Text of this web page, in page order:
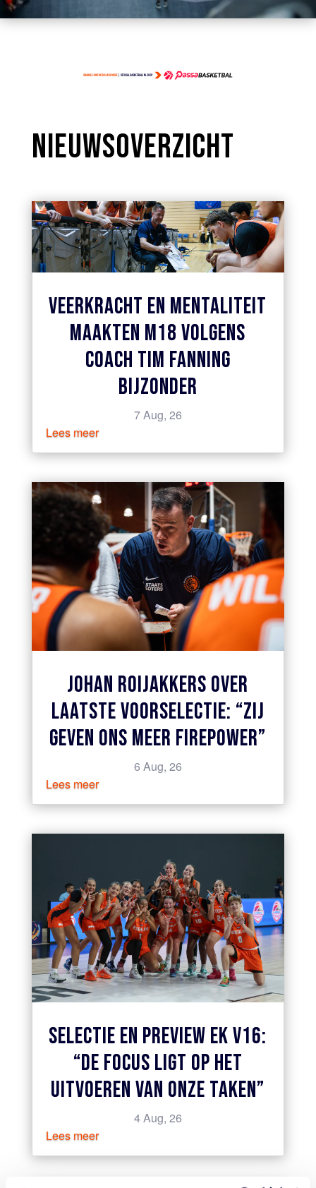
NIEUWSOVERZICHT
VEERKRACHT EN MENTALITEIT
MAAKTEN M18 VOLGENS
COACH TIM FANNING
BIJZONDER
7 Aug, 26
Lees meer
JOHAN ROIJAKKERS OVER
LAATSTE VOORSELECTIE: “ZIJ
GEVEN ONS MEER FIREPOWER”
6 Aug, 26
Lees meer
SELECTIE EN PREVIEW EK V16:
“DE FOCUS LIGT OP HET
UITVOEREN VAN ONZE TAKEN”
4 Aug, 26
Lees meer